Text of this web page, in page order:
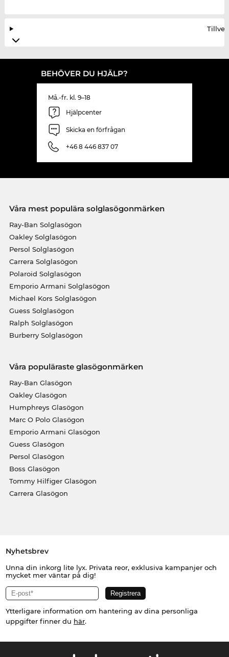
BEHÖVER DU HJÄLP?
Må.-fr. kl. 9–18
Hjälpcenter
Skicka en förfrågan
+46 8 446 837 07
Våra mest populära solglasögonmärken
Ray-Ban Solglasögon
Oakley Solglasögon
Persol Solglasögon
Carrera Solglasögon
Polaroid Solglasögon
Emporio Armani Solglasögon
Michael Kors Solglasögon
Guess Solglasögon
Ralph Solglasögon
Burberry Solglasögon
Våra populäraste glasögonmärken
Ray-Ban Glasögon
Oakley Glasögon
Humphreys Glasögon
Marc O Polo Glasögon
Emporio Armani Glasögon
Guess Glasögon
Persol Glasögon
Boss Glasögon
Tommy Hilfiger Glasögon
Carrera Glasögon
Nyhetsbrev
Unna din inkorg lite lyx. Privata reor, exklusiva kampanjer och
mycket mer väntar på dig!
Ytterligare information om hantering av dina personliga
uppgifter finner du här.